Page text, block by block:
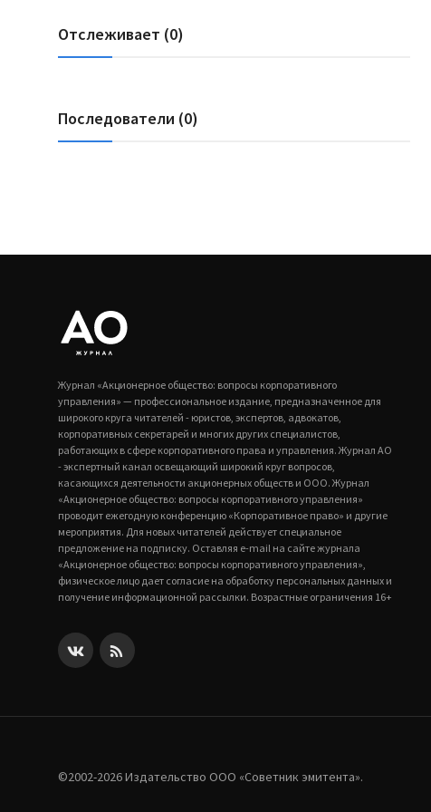
Отслеживает (0)
Последователи (0)
Журнал «Акционерное общество: вопросы корпоративного
управления» — профессиональное издание, предназначенное для
широкого круга читателей - юристов, экспертов, адвокатов,
корпоративных секретарей и многих других специалистов,
работающих в сфере корпоративного права и управления. Журнал АО
- экспертный канал освещающий широкий круг вопросов,
касающихся деятельности акционерных обществ и ООО. Журнал
«Акционерное общество: вопросы корпоративного управления»
проводит ежегодную конференцию «Корпоративное право» и другие
мероприятия. Для новых читателей действует специальное
предложение на подписку. Оставляя e-mail на сайте журнала
«Акционерное общество: вопросы корпоративного управления»,
физическое лицо дает согласие на обработку персональных данных и
получение информационной рассылки. Возрастные ограничения 16+
©2002-2026 Издательство ООО «‎Советник эмитента».